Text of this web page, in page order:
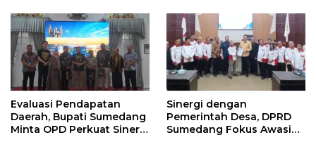
Evaluasi Pendapatan
Daerah, Bupati Sumedang
Minta OPD Perkuat Sinergi
Sinergi dengan
Pemerintah Desa, DPRD
Sumedang Fokus Awasi